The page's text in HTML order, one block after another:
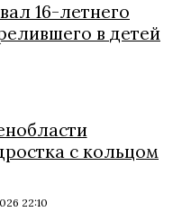
16-летнего
в детей
с кольцом
22:10